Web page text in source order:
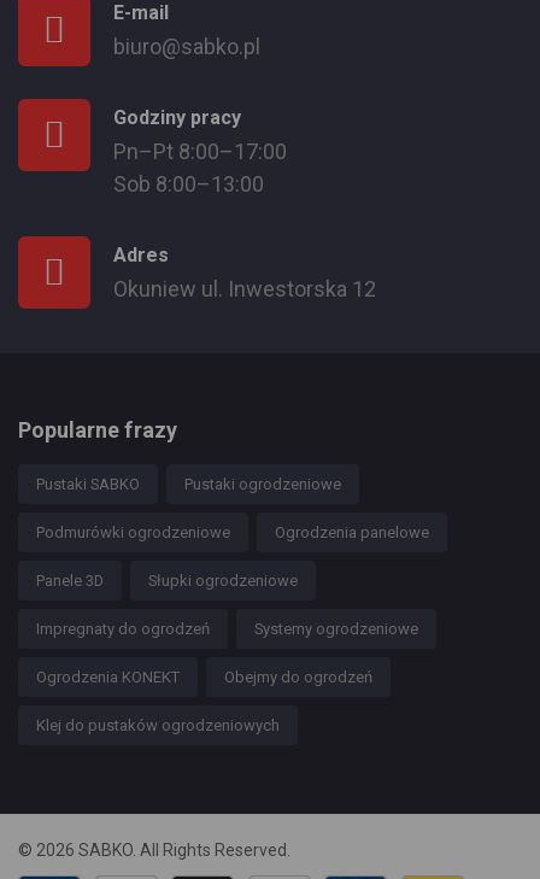
E-mail
biuro@sabko.pl
Godziny pracy
Pn–Pt 8:00–17:00
Sob 8:00–13:00
Adres
Okuniew ul. Inwestorska 12
Popularne frazy
Pustaki SABKO Pustaki ogrodzeniowe
Podmurówki ogrodzeniowe Ogrodzenia panelowe
Panele 3D Słupki ogrodzeniowe
Impregnaty do ogrodzeń Systemy ogrodzeniowe
Ogrodzenia KONEKT Obejmy do ogrodzeń
Klej do pustaków ogrodzeniowych
© 2026 SABKO. All Rights Reserved.